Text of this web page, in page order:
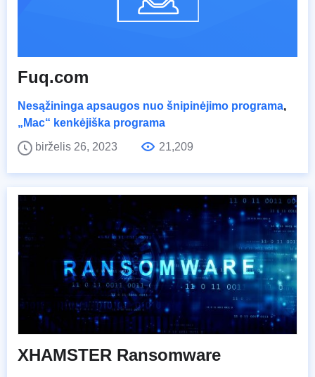
Fuq.com
Nesąžininga apsaugos nuo šnipinėjimo programa,
„Mac“ kenkėjiška programa
birželis 26, 2023
21,209
XHAMSTER Ransomware